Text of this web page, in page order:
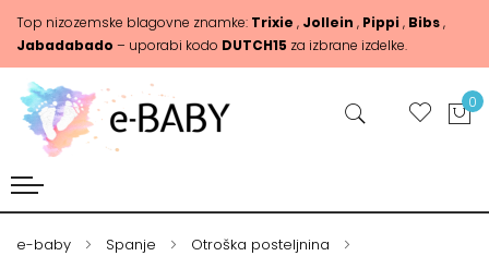
Top nizozemske blagovne znamke: Trixie , Jollein , Pippi, Bibs,
Jabadabado – uporabi kodo DUTCH15 za izbrane izdelke.
0
e-baby Spanje
Otroška posteljnina